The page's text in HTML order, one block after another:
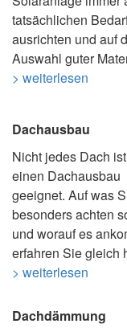
tatsächlichen
ausrichten und auf
Auswahl guter
> weiterlesen
Dachausbau
Nicht jedes Dach
einen Dachausbau
geeignet. Auf was
besonders achten
und worauf es
erfahren Sie gleich
> weiterlesen
Dachdämmung